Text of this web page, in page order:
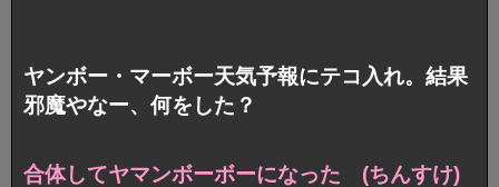
ヤンボー・マーボー天気予報にテコ入れ。結果
邪魔やなー、何をした？
合体してヤマンボーボーになった (ちんすけ)